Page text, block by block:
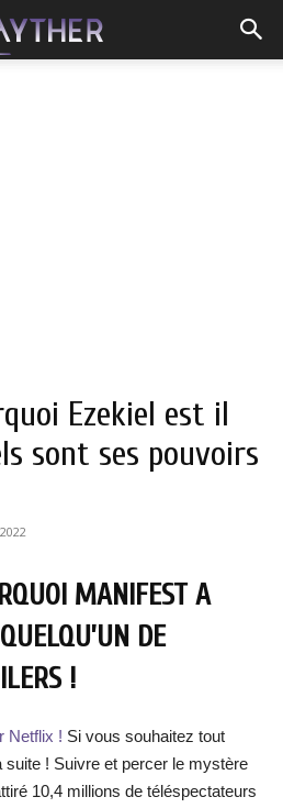
Ezekiel est il
sont ses pouvoirs
MANIFEST A
DE
!
Netflix ! Si vous souhaitez tout
suite ! Suivre et percer le mystère
10,4 millions de téléspectateurs